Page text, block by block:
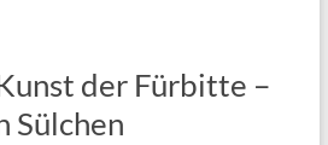
der Fürbitte –
Sülchen